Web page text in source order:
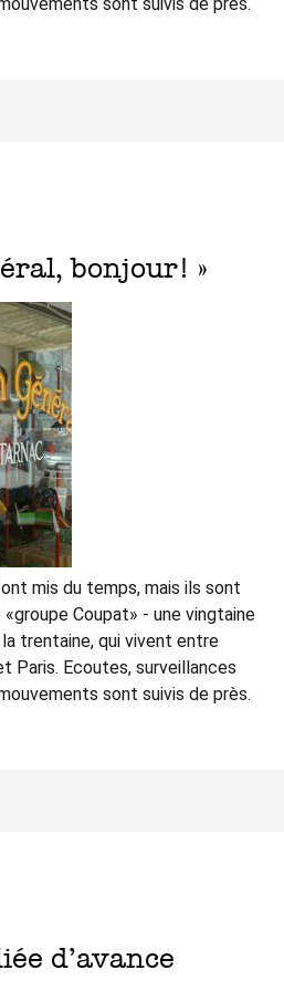
bonjour! »
mis du temps, mais ils sont
Coupat» - une vingtaine
trentaine, qui vivent entre
Paris. Ecoutes, surveillances
sont suivis de près.
d’avance